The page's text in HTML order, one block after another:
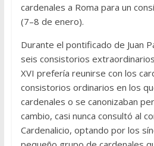
cardenales a Roma para un
(7–8 de enero).
Durante el pontificado de Juan
seis consistorios
XVI prefería reunirse con los
consistorios ordinarios en los
cardenales o se canonizaban
cambio, casi nunca consultó al
Cardenalicio, optando por los